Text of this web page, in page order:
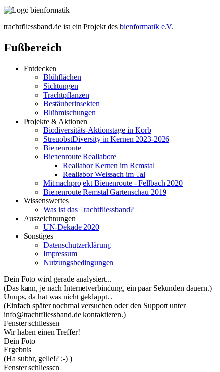
trachtfliessband.de ist ein Projekt des bienformatik e.V.
Fußbereich
Entdecken
Blühflächen
Sichtungen
Trachtpflanzen
Bestäuberinsekten
Blühmischungen
Projekte & Aktionen
Biodiversitäts-Aktionstage in Korb
StreuobstDiversity in Kernen 2023-2026
Bienenroute
Bienenroute Reallabore
Reallabor Kernen im Remstal
Reallabor Weissach im Tal
Mitmachprojekt Bienenroute - Fellbach 2020
Bienenroute Remstal Gartenschau 2019
Wissenswertes
Was ist das Trachtfliessband?
Auszeichnungen
UN-Dekade 2020
Sonstiges
Datenschutzerklärung
Impressum
Nutzungsbedingungen
Dein Foto wird gerade analysiert...
(Das kann, je nach Internetverbindung, ein paar Sekunden dauern.)
Uuups, da hat was nicht geklappt...
(Einfach später nochmal versuchen oder den Support unter
info@trachtfliessband.de kontaktieren.)
Fenster schliessen
Wir haben einen Treffer!
Dein Foto
Ergebnis
(Ha subbr, gelle!? ;-) )
Fenster schliessen